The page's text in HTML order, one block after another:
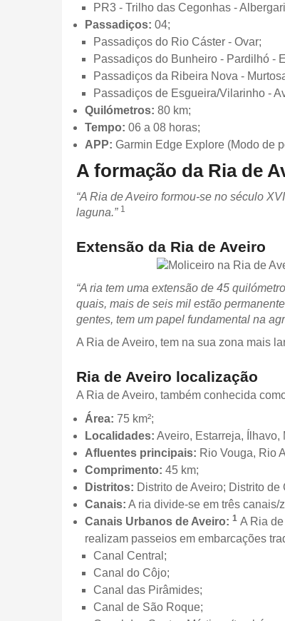
PR3 - Trilho das Cegonhas -
Passadiços: 04;
Passadiços do Rio Cáster - Ovar;
Passadiços do Bunheiro - Pardilhó -
Passadiços da Ribeira Nova -
Passadiços de Esgueira/Vilarinho -
Quilómetros: 80 km;
Tempo: 06 a 08 horas;
APP: Garmin Edge Explore (Modo de
A formação da Ria de
“A Ria de Aveiro formou-se no século
laguna.” 1
Extensão da Ria de Aveiro
“A ria tem uma extensão de 45
quais, mais de seis mil estão
gentes, tem um papel fundamental na
A Ria de Aveiro, tem na sua zona mais
Ria de Aveiro localização
A Ria de Aveiro, também conhecida
Área: 75 km²;
Localidades: Aveiro, Estarreja, Ílhavo,
Afluentes principais: Rio Vouga, Rio
Comprimento: 45 km;
Distritos: Distrito de Aveiro; Distrito de
Canais: A ria divide-se em três canais/
Canais Urbanos de Aveiro: 1 A Ria
realizam passeios em embarcações
Canal Central;
Canal do Côjo;
Canal das Pirâmides;
Canal de São Roque;